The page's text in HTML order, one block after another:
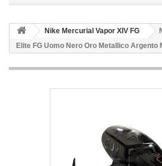
Nike Mercurial Vapor XIV FG
Elite FG Uomo Nero Oro Metallico Argento